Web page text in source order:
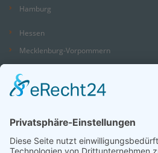
Hamburg
Hessen
Mecklenburg-Vorpommern
Niedersachsen
Nordrhein-Westfalen
Saarland
Sachsen